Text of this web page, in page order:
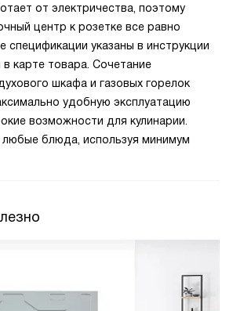
от электричества, поэтому
центр к розетке все равно
спецификации указаны в инструкции
в карте товара. Сочетание
шкафа и газовых горелок
удобную эксплуатацию
возможности для кулинарии.
блюда, используя минимум